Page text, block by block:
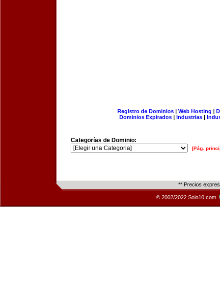
Registro de Dominios| Web Hosting |
Dominios Expirados | Industrias |
Categorías de Dominio:
[Pág.
** Precios
© 2002/2022 Solo10.com